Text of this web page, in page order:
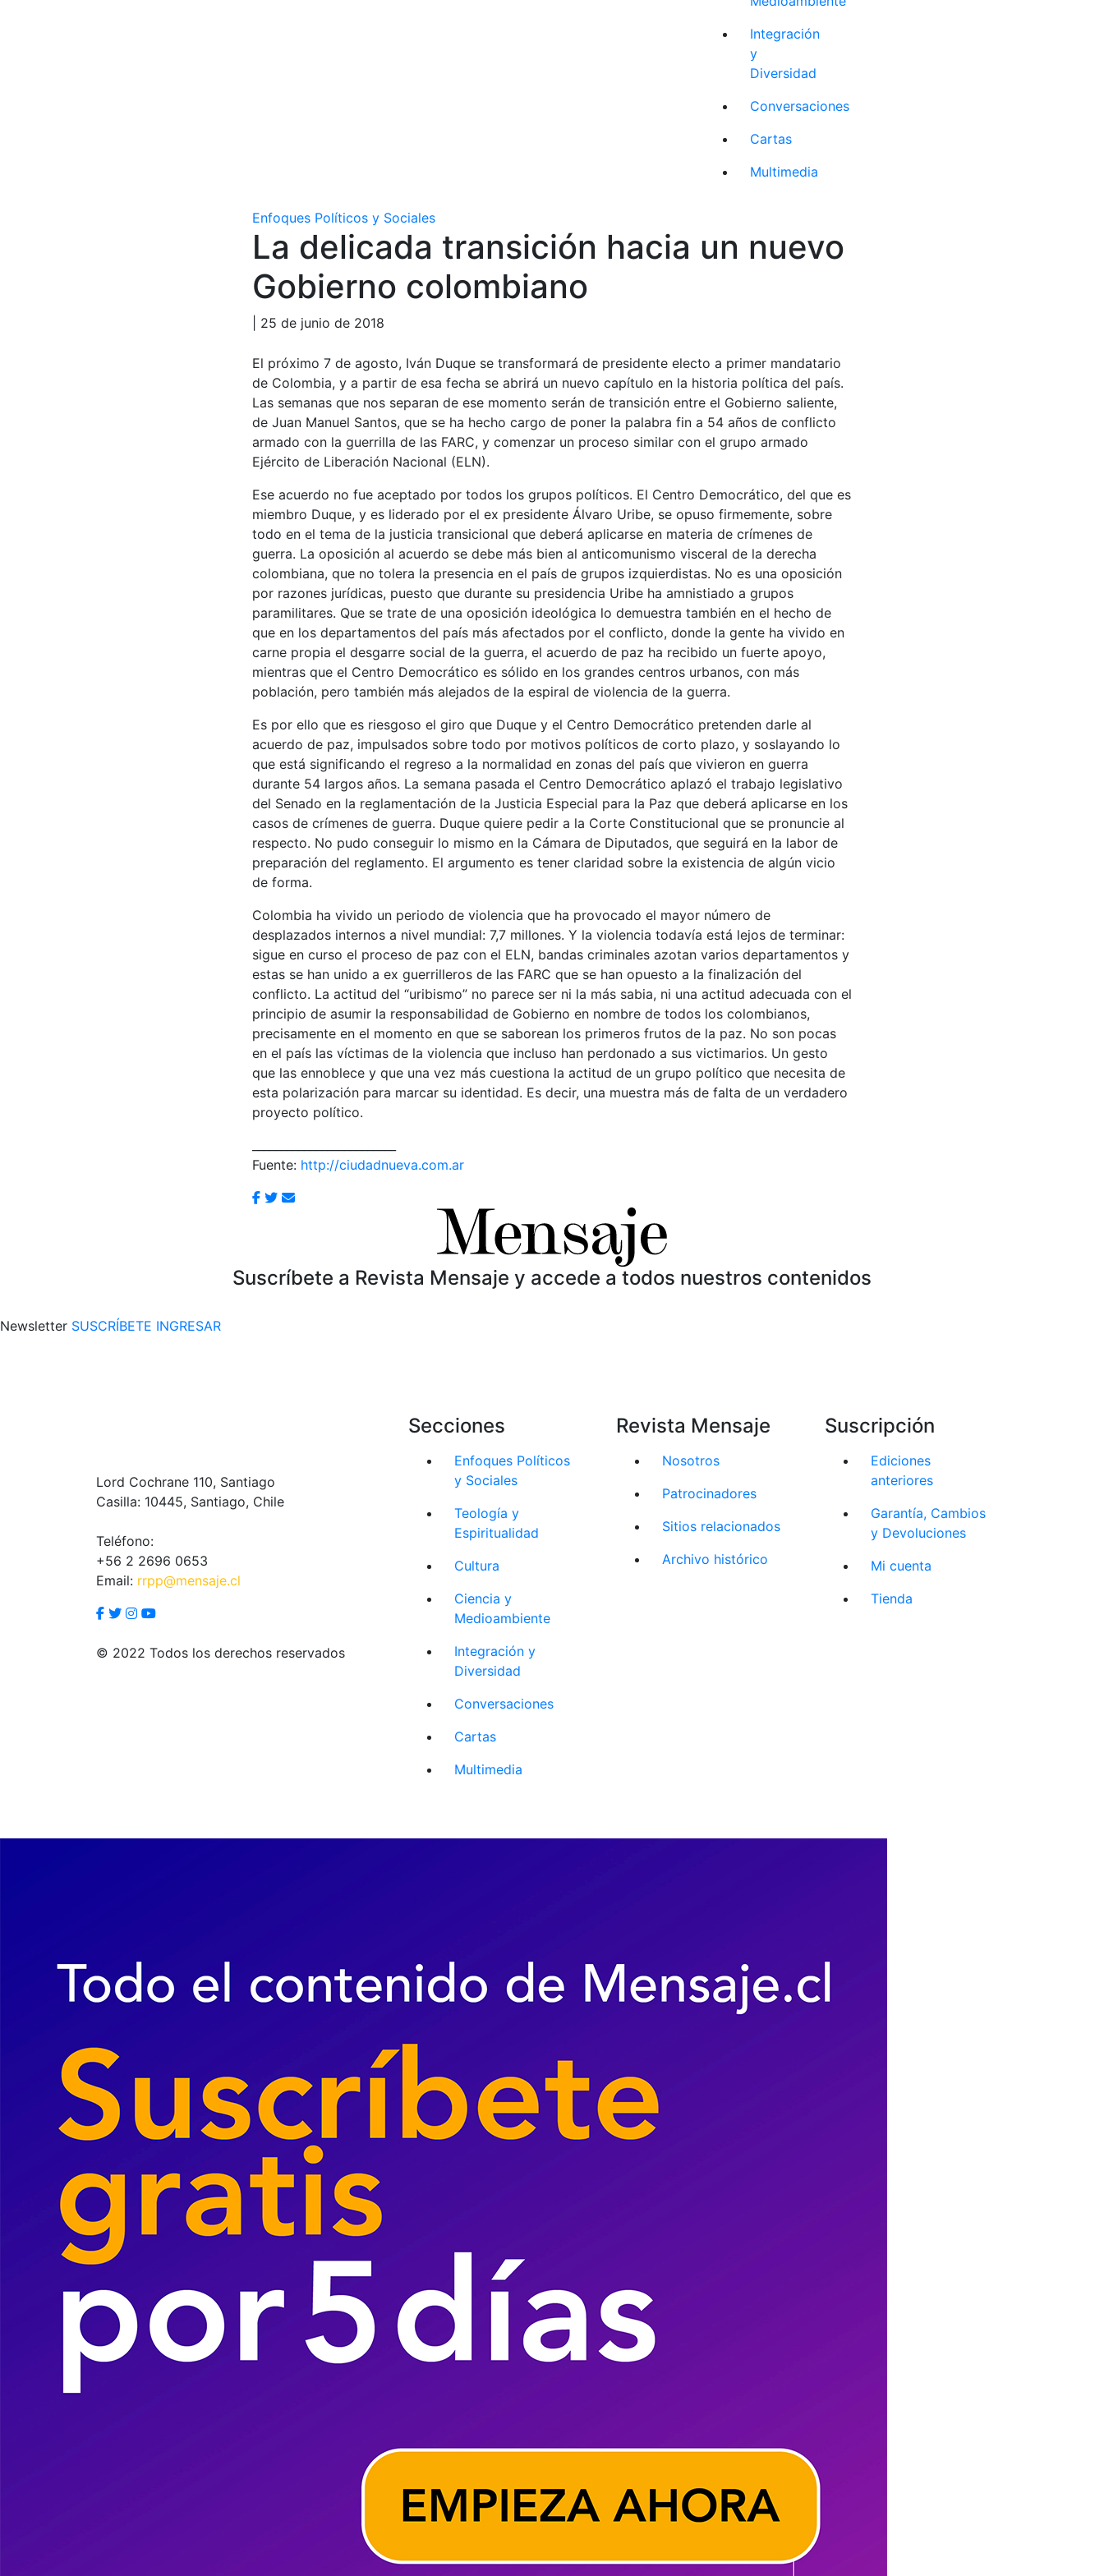
Integración
y
Diversidad
Conversaciones
Cartas
Multimedia
Enfoques Políticos y Sociales
La delicada transición hacia un nuevo
Gobierno colombiano
| 25 de junio de 2018
El próximo 7 de agosto, Iván Duque se transformará de presidente electo a primer mandatario
de Colombia, y a partir de esa fecha se abrirá un nuevo capítulo en la historia política del país.
Las semanas que nos separan de ese momento serán de transición entre el Gobierno saliente,
de Juan Manuel Santos, que se ha hecho cargo de poner la palabra fin a 54 años de conflicto
armado con la guerrilla de las FARC, y comenzar un proceso similar con el grupo armado
Ejército de Liberación Nacional (ELN).
Ese acuerdo no fue aceptado por todos los grupos políticos. El Centro Democrático, del que es
miembro Duque, y es liderado por el ex presidente Álvaro Uribe, se opuso firmemente, sobre
todo en el tema de la justicia transicional que deberá aplicarse en materia de crímenes de
guerra. La oposición al acuerdo se debe más bien al anticomunismo visceral de la derecha
colombiana, que no tolera la presencia en el país de grupos izquierdistas. No es una oposición
por razones jurídicas, puesto que durante su presidencia Uribe ha amnistiado a grupos
paramilitares. Que se trate de una oposición ideológica lo demuestra también en el hecho de
que en los departamentos del país más afectados por el conflicto, donde la gente ha vivido en
carne propia el desgarre social de la guerra, el acuerdo de paz ha recibido un fuerte apoyo,
mientras que el Centro Democrático es sólido en los grandes centros urbanos, con más
población, pero también más alejados de la espiral de violencia de la guerra.
Es por ello que es riesgoso el giro que Duque y el Centro Democrático pretenden darle al
acuerdo de paz, impulsados sobre todo por motivos políticos de corto plazo, y soslayando lo
que está significando el regreso a la normalidad en zonas del país que vivieron en guerra
durante 54 largos años. La semana pasada el Centro Democrático aplazó el trabajo legislativo
del Senado en la reglamentación de la Justicia Especial para la Paz que deberá aplicarse en los
casos de crímenes de guerra. Duque quiere pedir a la Corte Constitucional que se pronuncie al
respecto. No pudo conseguir lo mismo en la Cámara de Diputados, que seguirá en la labor de
preparación del reglamento. El argumento es tener claridad sobre la existencia de algún vicio
de forma.
Colombia ha vivido un periodo de violencia que ha provocado el mayor número de
desplazados internos a nivel mundial: 7,7 millones. Y la violencia todavía está lejos de terminar:
sigue en curso el proceso de paz con el ELN, bandas criminales azotan varios departamentos y
estas se han unido a ex guerrilleros de las FARC que se han opuesto a la finalización del
conflicto. La actitud del “uribismo” no parece ser ni la más sabia, ni una actitud adecuada con el
principio de asumir la responsabilidad de Gobierno en nombre de todos los colombianos,
precisamente en el momento en que se saborean los primeros frutos de la paz. No son pocas
en el país las víctimas de la violencia que incluso han perdonado a sus victimarios. Un gesto
que las ennoblece y que una vez más cuestiona la actitud de un grupo político que necesita de
esta polarización para marcar su identidad. Es decir, una muestra más de falta de un verdadero
proyecto político.
Fuente: http://ciudadnueva.com.ar
Suscríbete a Revista Mensaje y accede a todos nuestros contenidos
Newsletter SUSCRÍBETE INGRESAR
Lord Cochrane 110, Santiago
Casilla: 10445, Santiago, Chile
Teléfono:
+56 2 2696 0653
Email: rrpp@mensaje.cl
© 2022 Todos los derechos reservados
Secciones
Enfoques Políticos
y Sociales
Teología y
Espiritualidad
Cultura
Ciencia y
Medioambiente
Integración y
Diversidad
Conversaciones
Cartas
Multimedia
Revista Mensaje
Nosotros
Patrocinadores
Sitios relacionados
Archivo histórico
Suscripción
Ediciones
anteriores
Garantía, Cambios
y Devoluciones
Mi cuenta
Tienda